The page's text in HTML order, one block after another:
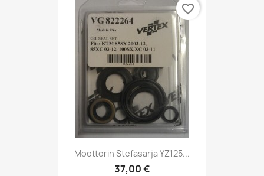
Moottorin Stefasarja YZ125...
37,00 €
favorite_border